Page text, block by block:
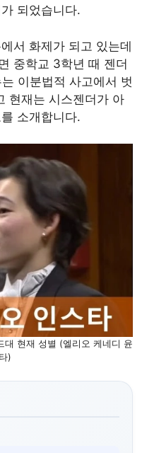
되었습니다.
서 화제가 되고 있는데
중학교 3학년 때 젠더
이분법적 사고에서 벗
현재는 시스젠더가 아
소개합니다.
대 현재 성별 (엘리오 케네디 윤
)